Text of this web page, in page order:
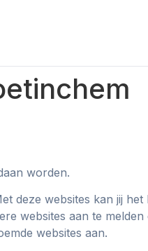
worden.
deze websites kan jij
websites aan te
websites aan.